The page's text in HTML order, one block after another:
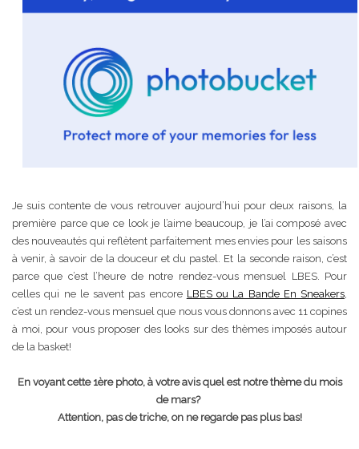
Je suis contente de vous retrouver aujourd’hui pour deux raisons, la
première parce que ce look je l’aime beaucoup, je l’ai composé avec
des nouveautés qui reflètent parfaitement mes envies pour les saisons
à venir, à savoir de la douceur et du pastel. Et la seconde raison, c’est
parce que c’est l’heure de notre rendez-vous mensuel LBES. Pour
celles qui ne le savent pas encore LBES ou La Bande En Sneakers
c’est un rendez-vous mensuel que nous vous donnons avec 11 copines
à moi, pour vous proposer des looks sur des thèmes imposés autour
de la basket!
En voyant cette 1ère photo, à votre avis quel est notre thème du mois
de mars?
Attention, pas de triche, on ne regarde pas plus bas!